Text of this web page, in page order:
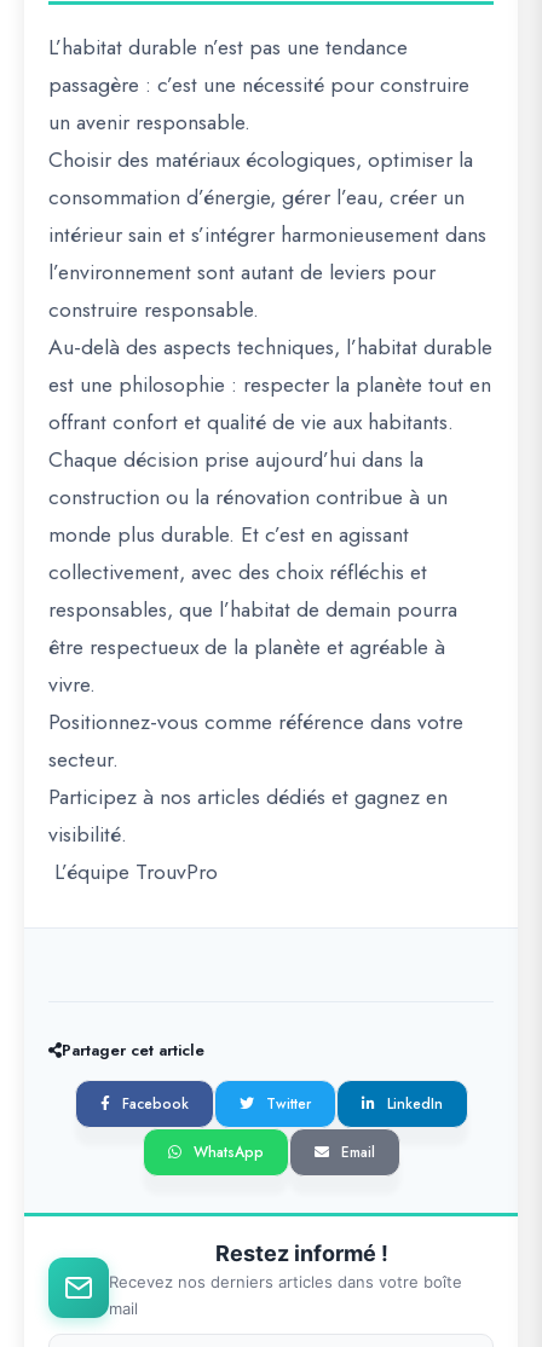
L’habitat durable n’est pas une tendance
passagère : c’est une nécessité pour construire
un avenir responsable.
Choisir des matériaux écologiques, optimiser la
consommation d’énergie, gérer l’eau, créer un
intérieur sain et s’intégrer harmonieusement dans
l’environnement sont autant de leviers pour
construire responsable.
Au-delà des aspects techniques, l’habitat durable
est une philosophie : respecter la planète tout en
offrant confort et qualité de vie aux habitants.
Chaque décision prise aujourd’hui dans la
construction ou la rénovation contribue à un
monde plus durable. Et c’est en agissant
collectivement, avec des choix réfléchis et
responsables, que l’habitat de demain pourra
être respectueux de la planète et agréable à
vivre.
Positionnez-vous comme référence dans votre
secteur.
Participez à nos articles dédiés et gagnez en
visibilité.
L’équipe TrouvPro
Partager cet article
Facebook Twitter LinkedIn
WhatsApp Email
Restez informé !
Recevez nos derniers articles dans votre boîte
mail